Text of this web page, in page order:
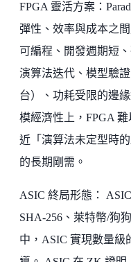
FPGA 靈活方案：
彈性、效率與成本之
可編程、開發週期短
演算法迭代、模型驗
台）、功耗受限的邊
模經濟性上，FPGA
近「演算法未定型時
的長期剛需。
ASIC 終局形態：
SHA-256、萊特幣/狗
中，ASIC 實現數量級